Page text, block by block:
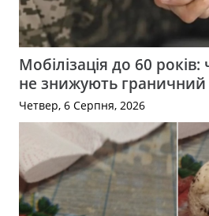
Мобілізація до 60 років:
не знижують граничний
Четвер, 6 Серпня, 2026